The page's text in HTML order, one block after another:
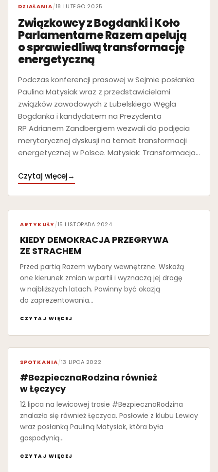
WYRÓŻNIONE
DZIAŁANIA/18 LUTEGO 2025
Związkowcy z Bogdanki i Koło
Parlamentarne Razem apelują
o sprawiedliwą transformację
energetyczną
Podczas konferencji prasowej w Sejmie posłanka
Paulina Matysiak wraz z przedstawicielami
związków zawodowych z Lubelskiego Węgla
Bogdanka i kandydatem na Prezydenta
RP Adrianem Zandbergiem wezwali do podjęcia
merytorycznej dyskusji na temat transformacji
energetycznej w Polsce. Matysiak: Transformacja…
Czytaj więcej→
ARTYKUŁY/15 LISTOPADA 2024
KIEDY DEMOKRACJA PRZEGRYWA
ZE STRACHEM
Przed partią Razem wybory wewnętrzne. Wskażą
one kierunek zmian w partii i wyznaczą jej drogę
w najbliższych latach. Powinny być okazją
do zaprezentowania…
CZYTAJ WIĘCEJ
SPOTKANIA/13 LIPCA 2022
#BezpiecznaRodzina również
w Łęczycy
12 lipca na lewicowej trasie #BezpiecznaRodzina
znalazła się również Łęczyca. Posłowie z klubu Lewicy
wraz posłanką Pauliną Matysiak, która była
gospodynią…
CZYTAJ WIĘCEJ